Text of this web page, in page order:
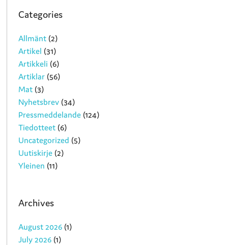
Categories
Allmänt (2)
Artikel (31)
Artikkeli (6)
Artiklar (56)
Mat (3)
Nyhetsbrev (34)
Pressmeddelande (124)
Tiedotteet (6)
Uncategorized (5)
Uutiskirje (2)
Yleinen (11)
Archives
August 2026 (1)
July 2026 (1)